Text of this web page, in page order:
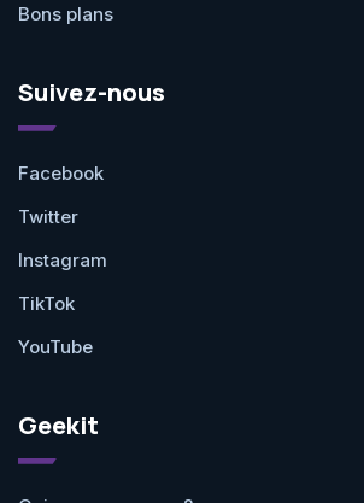
Bons plans
Suivez-nous
Facebook
Twitter
Instagram
TikTok
YouTube
Geekit